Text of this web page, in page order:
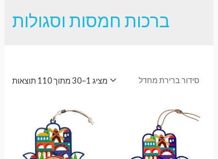
ברכות חמסות וסגולות
קטגוריות מוצרים
מציג 1–30 מתוך 110 תוצאות